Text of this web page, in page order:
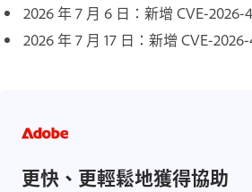
2026 年 7 月 6 日：新增 CVE-2026-
2026 年 7 月 17 日：新增 CVE-
更快、更輕鬆地獲得協助